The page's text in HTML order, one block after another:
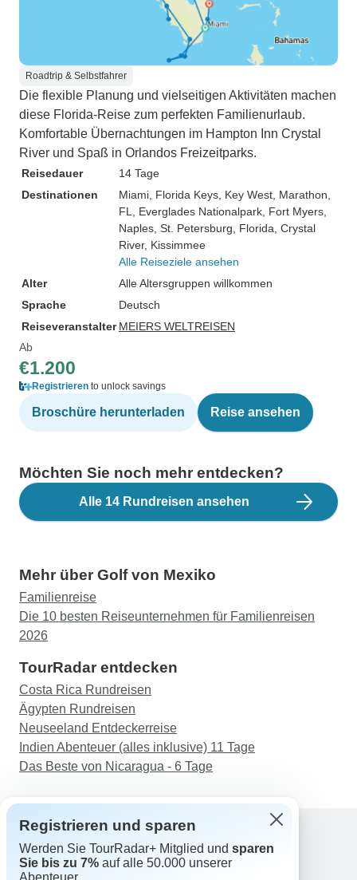
Roadtrip & Selbstfahrer
Die flexible Planung und vielseitigen Aktivitäten machen
diese Florida-Reise zum perfekten Familienurlaub.
Komfortable Übernachtungen im Hampton Inn Crystal
River und Spaß in Orlandos Freizeitparks.
Reisedauer
14 Tage
Destinationen
Miami , Florida Keys , Key West , Marathon,
FL
, Everglades Nationalpark , Fort Myers
Naples , St. Petersburg, Florida , Crystal
River, Kissimmee
Alle Reiseziele ansehen
Alter
Alle Altersgruppen willkommen
Sprache
Deutsch
Reiseveranstalter MEIERS WELTREISEN
Ab
€1.200
Registrieren to unlock savings
Broschüre herunterladen Reise ansehen
Möchten Sie noch mehr entdecken?
Alle 14 Rundreisen ansehen
Mehr über Golf von Mexiko
Familienreise
Die 10 besten Reiseunternehmen für Familienreisen
2026
TourRadar entdecken
Costa Rica Rundreisen
Ägypten Rundreisen
Neuseeland Entdeckerreise
Indien Abenteuer (alles inklusive) 11 Tage
Das Beste von Nicaragua - 6 Tage
Support
Kontakt
Registrieren und sparen
Werden Sie TourRadar+ Mitglied und sparen
Sie bis zu 7% auf alle 50.000 unserer
Abenteuer.